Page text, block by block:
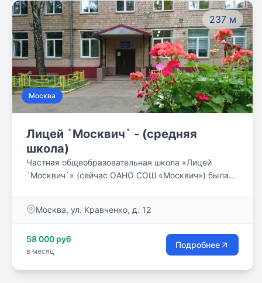
237 м
Москва
Лицей `Москвич` - (средняя
школа)
Частная общеобразовательная школа «Лицей
`Москвич`» (сейчас ОАНО СОШ «Москвич») была
задач, связанных с воспитанием и образованием
Царскосельский лицей. Недаром и днём рождения
школы стало 19 октября.
Москва, ул. Кравченко, д. 12
58 000 руб
в месяц
Подробнее